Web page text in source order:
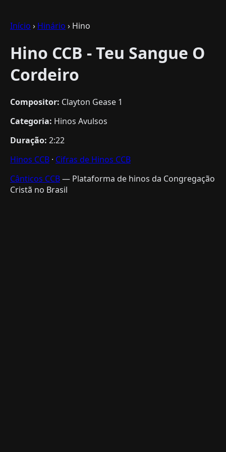
Início › Hinário › Hino
Hino CCB - Teu Sangue O
Cordeiro
Compositor: Clayton Gease 1
Categoria: Hinos Avulsos
Duração: 2:22
Hinos CCB · Cifras de Hinos CCB
Cânticos CCB— Plataforma de hinos da Congregação
Cristã no Brasil